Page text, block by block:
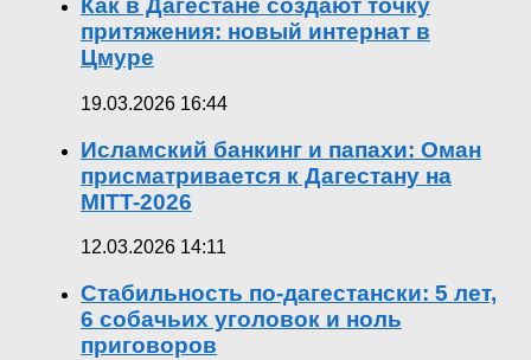
Как в Дагестане создают точку
притяжения: новый интернат в
Цмуре
19.03.2026 16:44
Исламский банкинг и папахи: Оман
присматривается к Дагестану на
MITT-2026
12.03.2026 14:11
Стабильность по-дагестански: 5 лет,
6 собачьих уголовок и ноль
приговоров